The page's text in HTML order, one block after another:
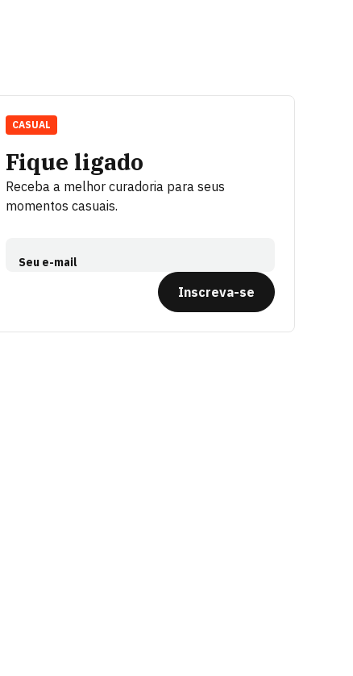
Fique ligado
Receba a melhor curadoria para seus
momentos casuais.
Seu e-mail
Inscreva-se
CASUAL